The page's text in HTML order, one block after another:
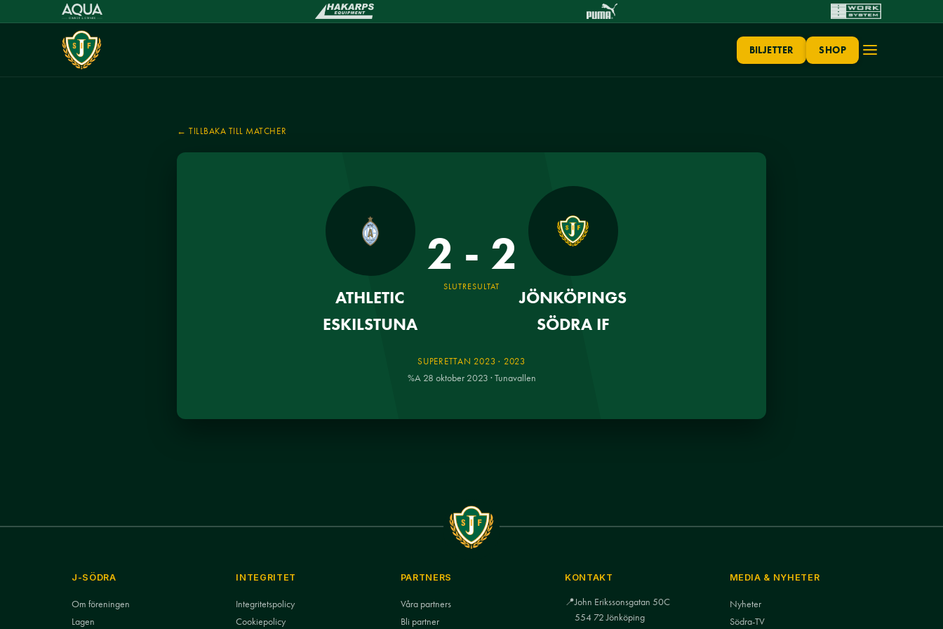
BILJETTER SHOP
← TILLBAKA TILL MATCHER
ATHLETIC
ESKILSTUNA
2 - 2
SLUTRESULTAT
JÖNKÖPINGS
SÖDRA IF
SUPERETTAN 2023 · 2023
%A 28 oktober 2023 · Tunavallen
J-SÖDRA
Om föreningen
Lagen
INTEGRITET
Integritetspolicy
Cookiepolicy
PARTNERS
Våra partners
Bli partner
KONTAKT
📍John Erikssonsgatan 50C
554 72 Jönköping
MEDIA & NYHETER
Nyheter
Södra-TV